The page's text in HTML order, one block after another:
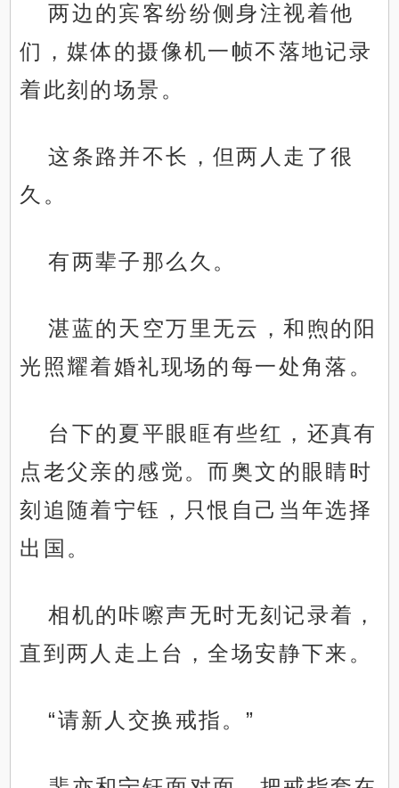
两边的宾客纷纷侧身注视着他
们，媒体的摄像机一帧不落地记录
着此刻的场景。
这条路并不长，但两人走了很
久。
有两辈子那么久。
湛蓝的天空万里无云，和煦的阳
光照耀着婚礼现场的每一处角落。
台下的夏平眼眶有些红，还真有
点老父亲的感觉。而奥文的眼睛时
刻追随着宁钰，只恨自己当年选择
出国。
相机的咔嚓声无时无刻记录着，
直到两人走上台，全场安静下来。
“请新人交换戒指。”